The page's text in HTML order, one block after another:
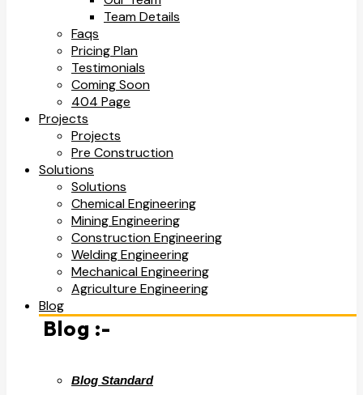
Team Details
Faqs
Pricing Plan
Testimonials
Coming Soon
404 Page
Projects
Projects
Pre Construction
Solutions
Solutions
Chemical Engineering
Mining Engineering
Construction Engineering
Welding Engineering
Mechanical Engineering
Agriculture Engineering
Blog
Blog :-
Blog Standard